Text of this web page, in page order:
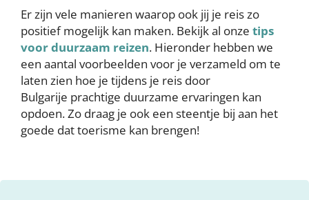
Er zijn vele manieren waarop ook jij je reis zo
positief mogelijk kan maken. Bekijk al onze tips
voor duurzaam reizen. Hieronder hebben we
een aantal voorbeelden voor je verzameld om te
laten zien hoe je tijdens je reis door
Bulgarije prachtige duurzame ervaringen kan
opdoen. Zo draag je ook een steentje bij aan het
goede dat toerisme kan brengen!